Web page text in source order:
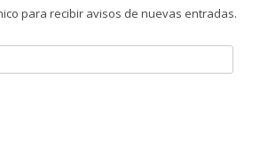
para recibir avisos de nuevas entradas.